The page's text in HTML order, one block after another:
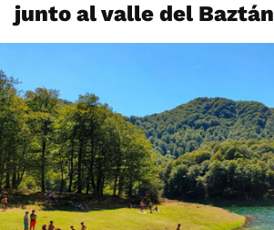
junto al valle del Baztán